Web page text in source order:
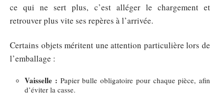
ce qui ne sert plus, c’est alléger le chargement et
retrouver plus vite ses repères à l’arrivée.
Certains objets méritent une attention particulière lors de
l’emballage :
Vaisselle : Papier bulle obligatoire pour chaque pièce, afin
d’éviter la casse.